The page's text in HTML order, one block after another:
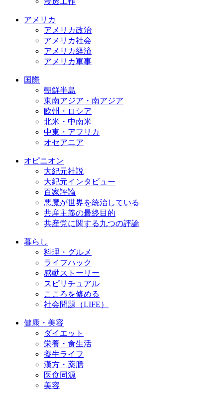
アメリカ
アメリカ政治
アメリカ社会
アメリカ経済
アメリカ軍事
国際
朝鮮半島
東南アジア・南アジア
欧州・ロシア
北米・中南米
中東・アフリカ
オセアニア
オピニオン
大紀元社説
大紀元インタビュー
百家評論
悪魔が世界を統治している
共産主義の最終目的
共産党に関する九つの評論
暮らし
料理・グルメ
ライフハック
感動ストーリー
スピリチュアル
こころを修める
社会問題（LIFE）
健康・美容
ダイエット
栄養・食生活
養生ライフ
漢方・薬膳
医食同源
美容